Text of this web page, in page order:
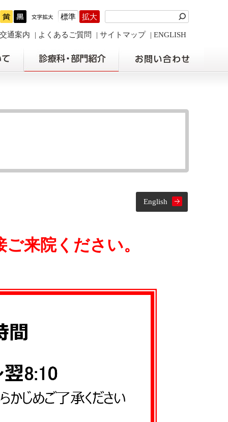
標準 拡大
交通案内 よくあるご質問 サイトマップ ENGLISH
English
来院ください。